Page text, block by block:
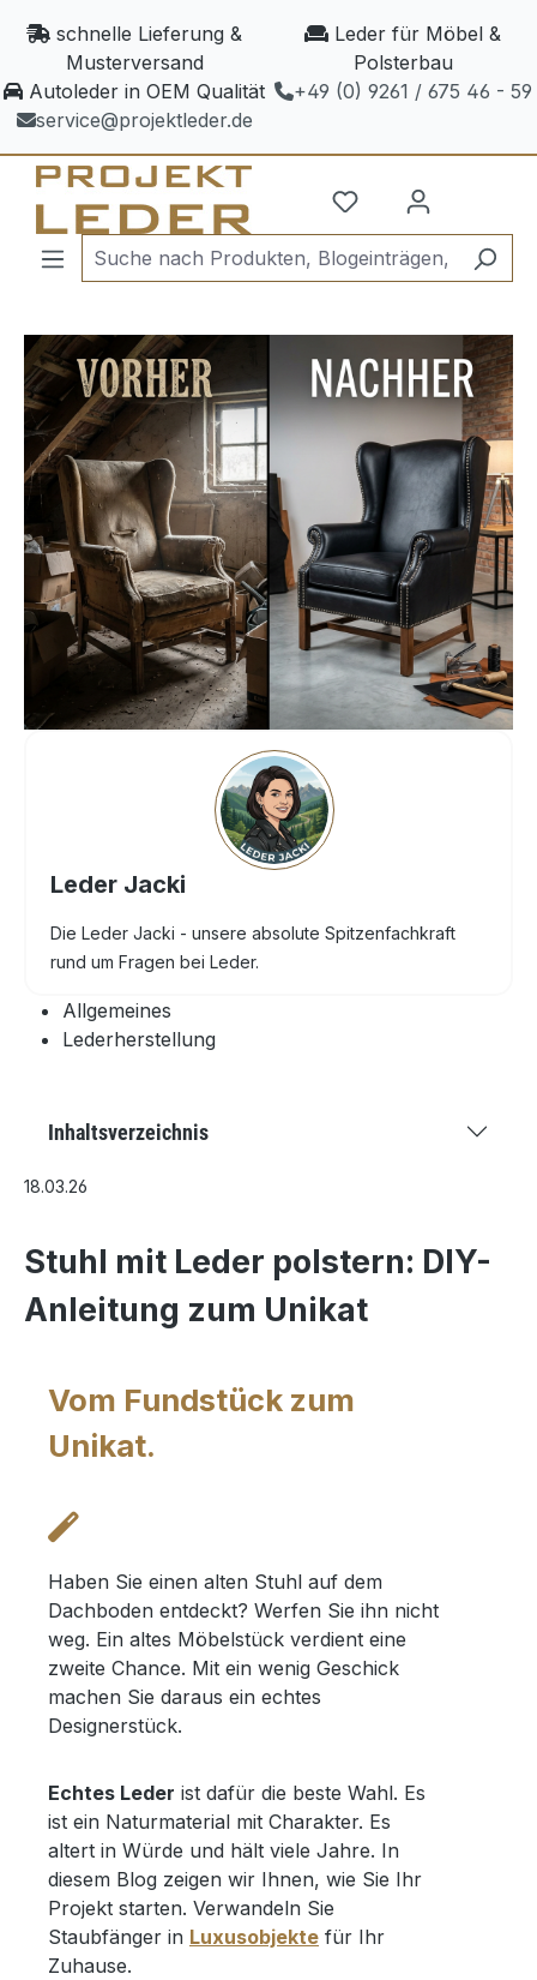
Zum Hauptinhalt springen
schnelle Lieferung &
Musterversand
Leder für Möbel &
Polsterbau
Autoleder in OEM Qualität
+49 (0) 9261 / 675 46 - 59
service@projektleder.de
Leder Jacki
Die Leder Jacki - unsere absolute Spitzenfachkraft
rund um Fragen bei Leder.
Allgemeines
Lederherstellung
Inhaltsverzeichnis
18.03.26
Stuhl mit Leder polstern: DIY-
Anleitung zum Unikat
Vom Fundstück zum
Unikat.
Haben Sie einen alten Stuhl auf dem
Dachboden entdeckt? Werfen Sie ihn nicht
weg. Ein altes Möbelstück verdient eine
zweite Chance. Mit ein wenig Geschick
machen Sie daraus ein echtes
Designerstück.
Echtes Leder ist dafür die beste Wahl. Es
ist ein Naturmaterial mit Charakter. Es
altert in Würde und hält viele Jahre. In
diesem Blog zeigen wir Ihnen, wie Sie Ihr
Projekt starten. Verwandeln Sie
Staubfänger in Luxusobjekte für Ihr
Zuhause.